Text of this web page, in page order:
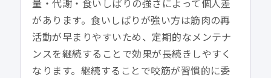
量・代謝・食いしばりの強さによって個人差
があります。食いしばりが強い方は筋肉の再
活動が早まりやすいため、定期的なメンテナ
ンスを継続することで効果が長続きしやすく
なります。継続することで咬筋が習慣的に委